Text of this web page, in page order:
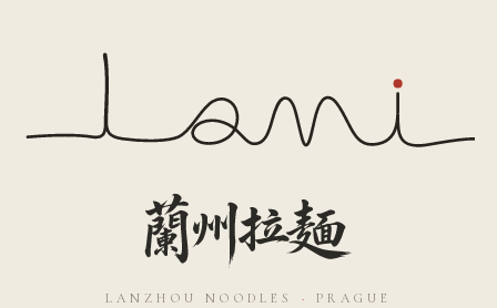
LANZHOU NOODLES · PRAGUE